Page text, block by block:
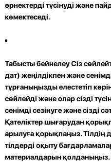
өрнектерді түсінуді және
көмектеседі.
Табысты бейнелеу Сіз
дат) жеңілдікпен және
тұрғаныңызды елестетіп
сөйлейді және олар сізді
сенімді сезінуге және сізді
Қателіктер шығарудан
арылуға қорықпаңыз. Тілдің
тілдерді оқыту
материалдарын қолданыңыз.